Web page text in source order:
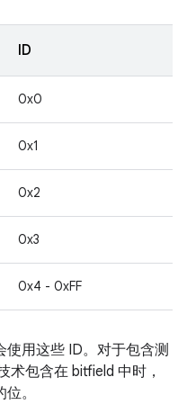
ID
0x0
0x1
0x2
0x3
0x4 - 0xFF
用这些 ID。对于包含测
术包含在 bitfield 中时，
。